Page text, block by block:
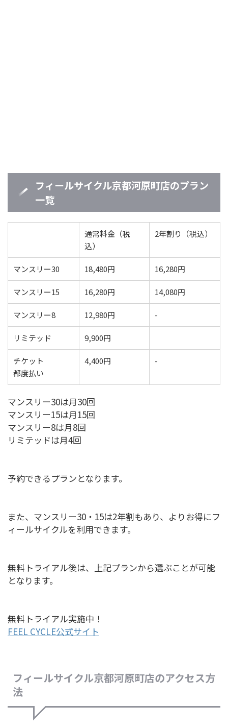
フィールサイクル京都河原町店のプラン
一覧
通常料金（税
込）
2年割り（税込）
マンスリー30 18,480円 16,280円
マンスリー15 16,280円 14,080円
マンスリー8 12,980円 -
リミテッド 9,900円
チケット
都度払い
4,400円 -
マンスリー30は月30回
マンスリー15は月15回
マンスリー8は月8回
リミテッドは月4回
予約できるプランとなります。
また、マンスリー30・15は2年割もあり、よりお得にフ
ィールサイクルを利用できます。
無料トライアル後は、上記プランから選ぶことが可能
となります。
無料トライアル実施中！
FEEL CYCLE公式サイト
フィールサイクル京都河原町店のアクセス方
法